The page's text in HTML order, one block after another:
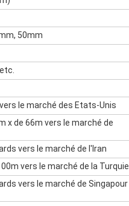
50mm
le marché des Etats-Unis
x de 66m vers le marché de
vers le marché de l'Iran
vers le marché de la Turquie
vers le marché de Singapour